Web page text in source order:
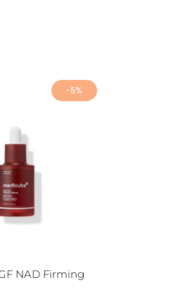
-5%
NAD Firming